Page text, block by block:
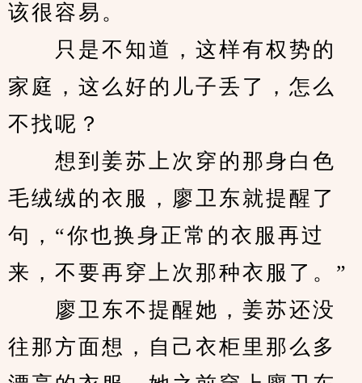
该很容易。
只是不知道，这样有权势的
家庭，这么好的儿子丢了，怎么
不找呢？
想到姜苏上次穿的那身白色
毛绒绒的衣服，廖卫东就提醒了
句，“你也换身正常的衣服再过
来，不要再穿上次那种衣服了。”
廖卫东不提醒她，姜苏还没
往那方面想，自己衣柜里那么多